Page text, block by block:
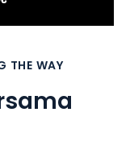
THE WAY